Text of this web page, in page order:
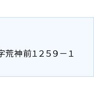
神前１２５９－１